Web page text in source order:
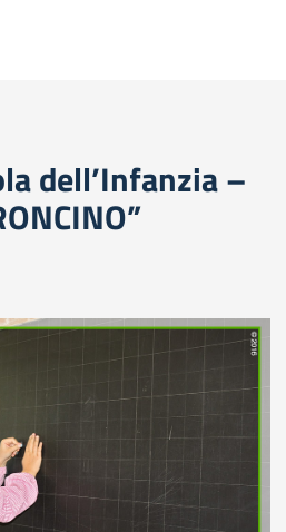
dell’Infanzia –